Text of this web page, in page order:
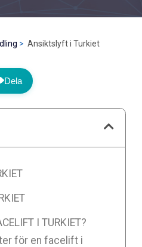
Ansiktslyft i Turkiet
Dela
I TURKIET?
för en facelift i